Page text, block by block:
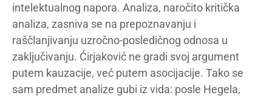
intelektualnog napora. Analiza, naročito kritička
analiza, zasniva se na prepoznavanju i
raščlanjivanju uzročno-posledičnog odnosa u
zaključivanju. Ćirjaković ne gradi svoj argument
putem kauzacije, već putem asocijacije. Tako se
sam predmet analize gubi iz vida: posle Hegela,